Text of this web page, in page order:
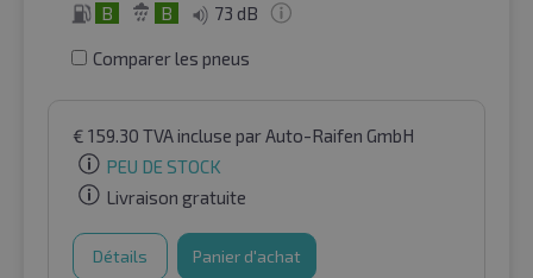
B B 73 dB
Comparer les pneus
€ 159.30 TVA incluse par Auto-Raifen GmbH
PEU DE STOCK
Livraison gratuite
Détails Panier d'achat